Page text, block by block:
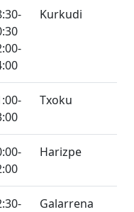
Kurkudi
Txoku
Harizpe
Galarrena